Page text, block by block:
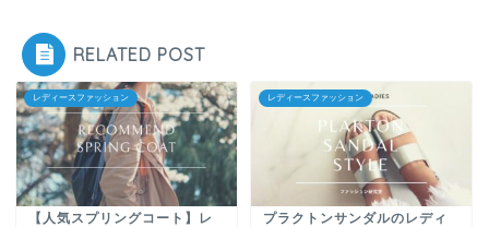
RELATED POST
レディースファッション
【人気スプリングコート】レ
レディースファッション
プラクトンサンダルのレディ